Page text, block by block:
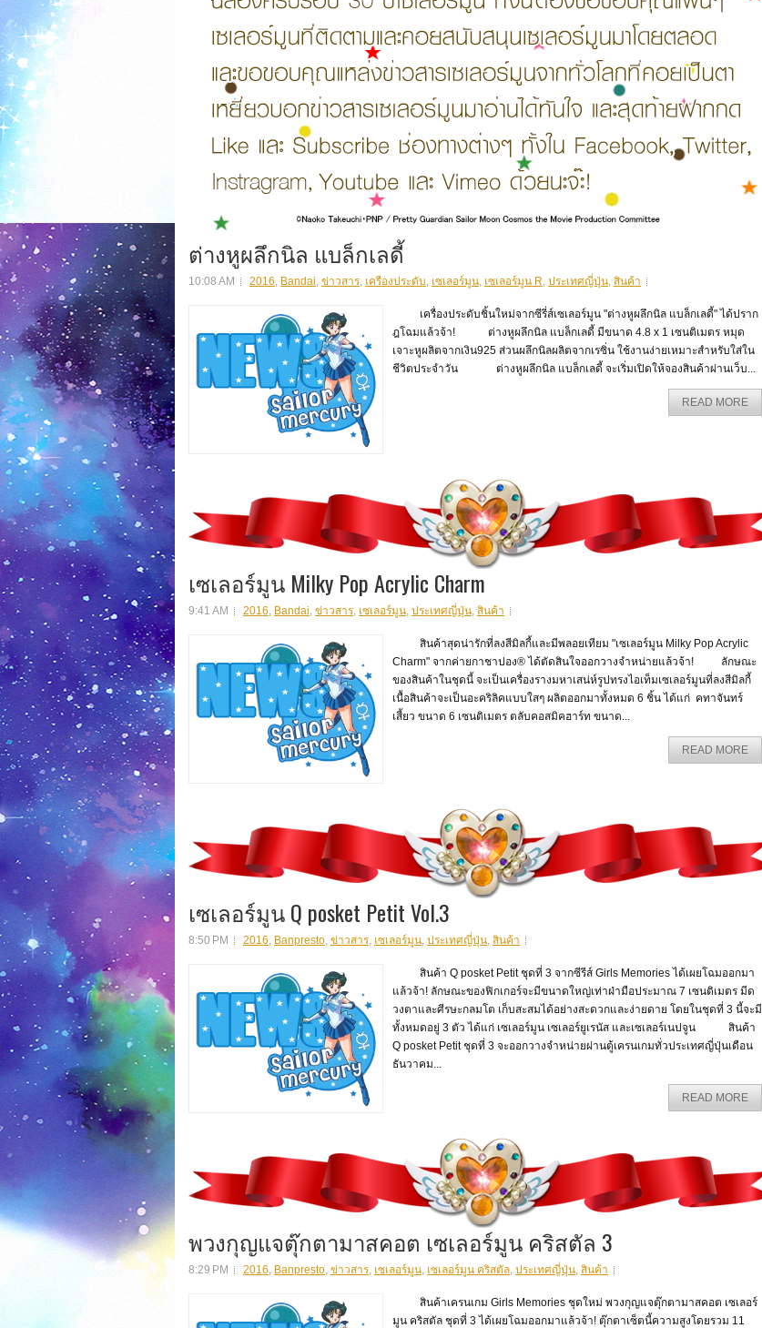
ต่างหูผลึกนิล แบล็กเลดี้
10:08 AM 2016, Bandai, ข่าวสาร, เครืองประดับ, เซเลอร์มูน, เซเลอร์มูน R, ประเทศญี่ปุ่น, สินค้า
เครื่องประดับชิ้นใหม่จากซีรี่ส์เซเลอร์มูน "ต่างหูผลึกนิล แบล็กเลดี้" ได้ปราก
ฎโฉมแล้วจ้า! ต่างหูผลึกนิล แบล็กเลดี้ มีขนาด 4.8 x 1 เซนติเมตร หมุด
เจาะหูผลิตจากเงิน925 ส่วนผลึกนิลผลิตจากเรซิ่น ใช้งานง่ายเหมาะสำหรับใส่ใน
ชีวิตประจำวัน ต่างหูผลึกนิล แบล็กเลดี้ จะเริ่มเปิดให้จองสินค้าผ่านเว็บ...
READ MORE
เซเลอร์มูน Milky Pop Acrylic Charm
9:41 AM 2016, Bandai, ข่าวสาร, เซเลอร์มูน, ประเทศญี่ปุ่น, สินค้า
สินค้าสุดน่ารักที่ลงสีมิลกี้และมีพลอยเทียม "เซเลอร์มูน Milky Pop Acrylic
Charm" จากค่ายกาชาปอง® ได้ตัดสินใจออกวางจำหน่ายแล้วจ้า! ลักษณะ
ของสินค้าในชุดนี้ จะเป็นเครื่องรางมหาเสน่ห์รูปทรงไอเท็มเซเลอร์มูนที่ลงสีมิลกี้
เนื้อสินค้าจะเป็นอะคริลิคแบบใสๆ ผลิตออกมาทั้งหมด 6 ชิ้น ได้แก่ คทาจันทร์
เสี้ยว ขนาด 6 เซนติเมตร ตลับคอสมิคฮาร์ท ขนาด...
READ MORE
เซเลอร์มูน Q posket Petit Vol.3
8:50 PM 2016, Banpresto, ข่าวสาร, เซเลอร์มูน, ประเทศญี่ปุ่น, สินค้า
สินค้า Q posket Petit ชุดที่ 3 จากซีรีส์ Girls Memories ได้เผยโฉมออกมา
แล้วจ้า! ลักษณะของฟิกเกอร์จะมีขนาดใหญ่เท่าฝ่ามือประมาณ 7 เซนติเมตร มีด
วงตาและศีรษะกลมโต เก็บสะสมได้อย่างสะดวกและง่ายดาย โดยในชุดที่ 3 นี้จะมี
ทั้งหมดอยู่ 3 ตัว ได้แก่ เซเลอร์มูน เซเลอร์ยูเรนัส และเซเลอร์เนปจูน สินค้า
Q posket Petit ชุดที่ 3 จะออกวางจำหน่ายผ่านตู้เครนเกมทั่วประเทศญี่ปุ่นเดือน
ธันวาคม...
READ MORE
พวงกุญแจตุ๊กตามาสคอต เซเลอร์มูน คริสตัล 3
8:29 PM 2016, Banpresto, ข่าวสาร, เซเลอร์มูน, เซเลอร์มูน คริสตัล, ประเทศญี่ปุ่น, สินค้า
สินค้าเครนเกม Girls Memories ชุดใหม่ พวงกุญแจตุ๊กตามาสคอต เซเลอร์
มูน คริสตัล ชุดที่ 3 ได้เผยโฉมออกมาแล้วจ้า! ตุ๊กตาเซ็ตนี้ความสูงโดยรวม 11